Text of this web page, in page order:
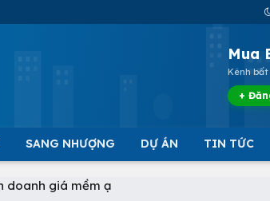
Mua
Kênh bất
+
SANG NHƯỢNG DỰ ÁN TIN TỨC